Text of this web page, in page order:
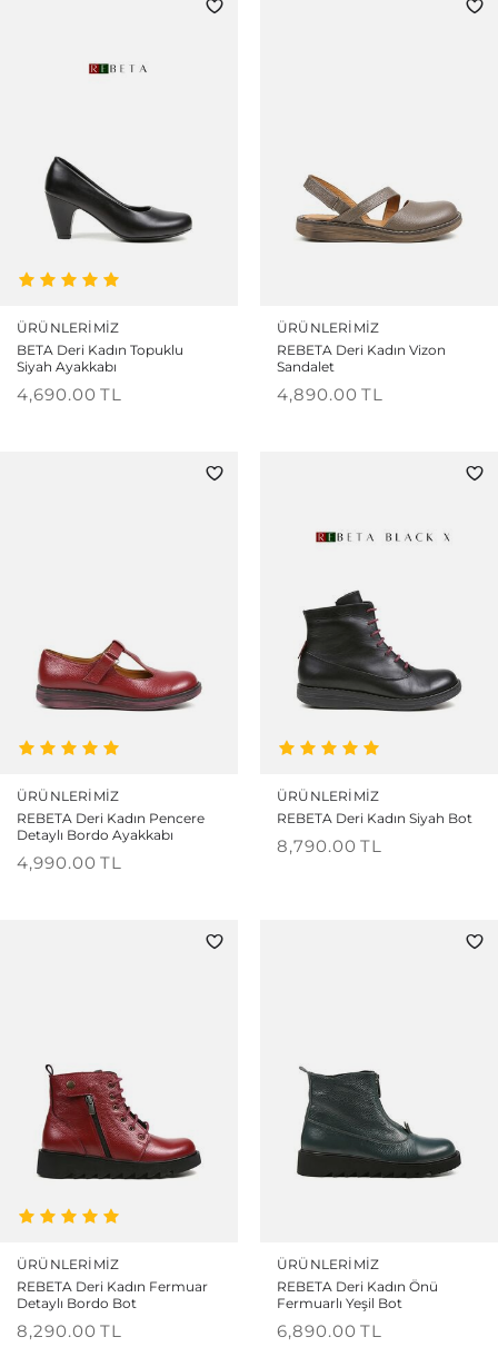
ÜRÜNLERIMIZ
BETA Deri Kadın Topuklu
Siyah Ayakkabı
4,690.00 TL
ÜRÜNLERIMIZ
REBETA Deri Kadın Vizon
Sandalet
4,890.00 TL
ÜRÜNLERIMIZ
REBETA Deri Kadın Pencere
Detaylı Bordo Ayakkabı
4,990.00 TL
ÜRÜNLERIMIZ
REBETA Deri Kadın Siyah Bot
8,790.00 TL
ÜRÜNLERIMIZ
REBETA Deri Kadın Fermuar
Detaylı Bordo Bot
8,290.00 TL
ÜRÜNLERIMIZ
REBETA Deri Kadın Önü
Fermuarlı Yeşil Bot
6,890.00 TL